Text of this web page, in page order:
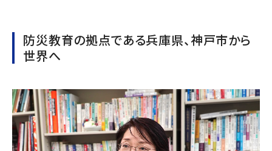
防災教育の拠点である兵庫県、神戸市から
世界へ